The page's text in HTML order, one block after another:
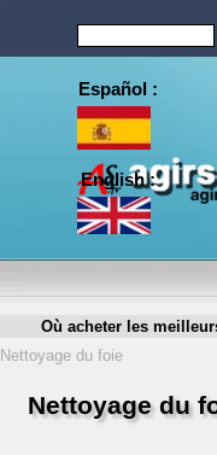
English :
Español :
Où acheter les
Nettoyage du foie
Nettoyage du